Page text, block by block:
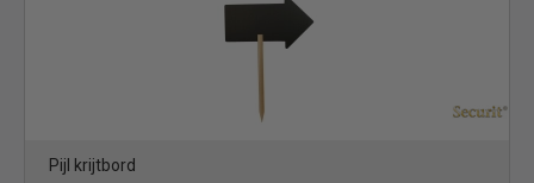
Pijl krijtbord